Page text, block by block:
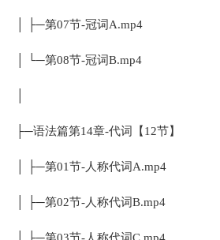
│ ├─第07节-冠词A.mp4
│ └─第08节-冠词B.mp4
├─语法篇第14章-代词【12节】
│ ├─第01节-人称代词A.mp4
│ ├─第02节-人称代词B.mp4
│ ├─第03节-人称代词C.mp4